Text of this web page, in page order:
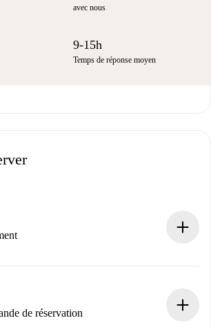
avec nous
9-15h
Temps de réponse moyen
à l’avance de toutes les informations
de réservation